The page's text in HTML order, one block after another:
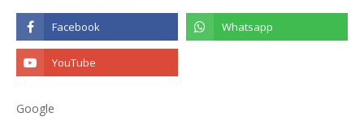
Google